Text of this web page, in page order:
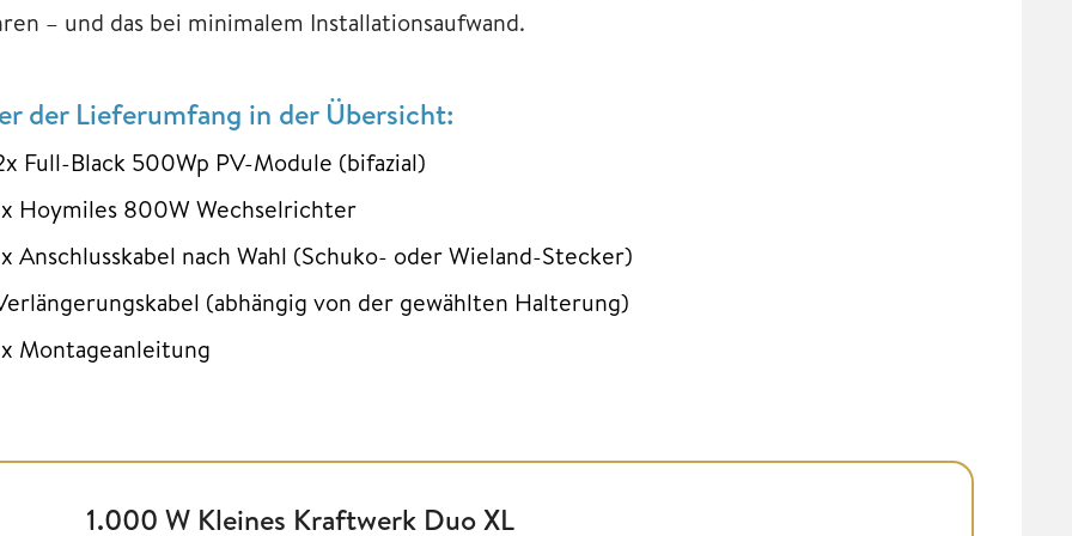
– und das bei minimalem Installationsaufwand.
der Lieferumfang in der Übersicht:
Full-Black 500Wp PV-Module (bifazial)
Hoymiles 800W Wechselrichter
Anschlusskabel nach Wahl (Schuko- oder Wieland-Stecker)
(abhängig von der gewählten Halterung)
Montageanleitung
1.000 W Kleines Kraftwerk Duo XL